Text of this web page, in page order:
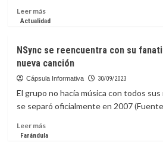
coronó
USA
Leer másLeer
más
campaña
para
detener
del
invasor
Actualidad
NSync se reencuentra con su
nueva canción
Cápsula Informativa 30/09/2023
El grupo no hacía música con todos
se separó oficialmente en 2007
Leer másLeer
más
Farándula